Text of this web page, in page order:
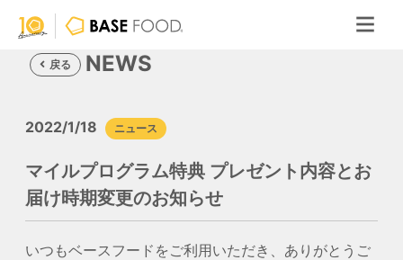
戻る NEWS
2022/1/18 ニュース
マイルプログラム特典 プレゼント内容とお
届け時期変更のお知らせ
いつもベースフードをご利用いただき、ありがとうご